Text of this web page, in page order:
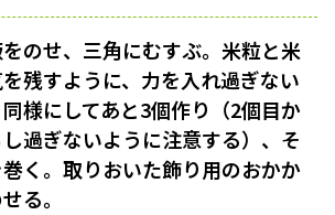
のせ、三角にむすぶ。米粒と米
残すように、力を入れ過ぎない
様にしてあと3個作り（2個目か
過ぎないように注意する）、そ
く。取りおいた飾り用のおかか
る。